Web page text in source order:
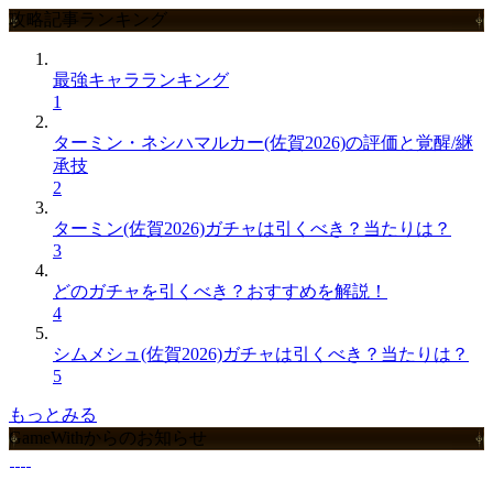
攻略記事ランキング
最強キャラランキング
1
ターミン・ネシハマルカー(佐賀2026)の評価と覚醒/継
承技
2
ターミン(佐賀2026)ガチャは引くべき？当たりは？
3
どのガチャを引くべき？おすすめを解説！
4
シムメシュ(佐賀2026)ガチャは引くべき？当たりは？
5
もっとみる
GameWithからのお知らせ